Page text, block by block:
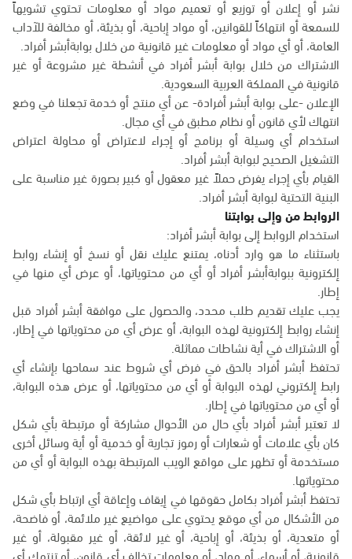
نشر أو إعلان أو توزيع أو تعميم مواد أو معلومات تحتوي تشويهاً
للسمعة أو انتهاكاً للقوانين، أو مواد إباحية، أو بذيئة، أو مخالفة للآداب
العامة، أو أي مواد أو معلومات غير قانونية من خلال بوابةأبشر أفراد.
الاشتراك من خلال بوابة أبشر أفراد في أنشطة غير مشروعة أو غير
قانونية في المملكة العربية السعودية.
الإعلان -على بوابة أبشر أفرادة- عن أي منتج أو خدمة تجعلنا في وضع
انتهاك لأي قانون أو نظام مطبق في أي مجال.
استخدام أي وسيلة أو برنامج أو إجراء لاعتراض أو محاولة اعتراض
التشغيل الصحيح لبوابة أبشر أفراد.
القيام بأي إجراء يفرض حملاً غير معقول أو كبير بصورة غير مناسبة على
البنية التحتية لبوابة أبشر أفراد.
الروابط من وإلى بوابتنا
استخدام الروابط إلى بوابة أبشر أفراد:
باستثناء ما هو وارد أدناه، يمتنع عليك نقل أو نسخ أو إنشاء روابط
إلكترونية ببوابةأبشر أفراد أو أي من محتوياتها، أو عرض أي منها في
إطار.
يجب عليك تقديم طلب محدد، والحصول على موافقة أبشر أفراد قبل
إنشاء روابط إلكترونية لهذه البوابة، أو عرض أي من محتوياتها في إطار،
أو الاشتراك في أية نشاطات مماثلة.
تحتفظ أبشر أفراد بالحق في فرض أي شروط عند سماحها بإنشاء أي
رابط إلكتروني لهذه البوابة أو أي من محتوياتها، أو عرض هذه البوابة،
أو أي من محتوياتها في إطار.
لا تعتبر أبشر أفراد بأي حال من الأحوال مشاركة أو مرتبطة بأي شكل
كان بأي علامات أو شعارات أو رموز تجارية أو خدمية أو أية وسائل أخرى
مستخدمة أو تظهر على مواقع الويب المرتبطة بهذه البوابة أو أي من
محتوياتها.
تحتفظ أبشر أفراد بكامل حقوقها في إيقاف وإعاقة أي ارتباط بأي شكل
من الأشكال من أي موقع يحتوي على مواضيع غير ملائمة، أو فاضحة،
أو متعدية، أو بذيئة، أو إباحية، أو غير لائقة، أو غير مقبولة، أو غير
قانونية، أو أسماء، أو مواد، أو معلومات تخالف أي قانون، أو تنتهك أي